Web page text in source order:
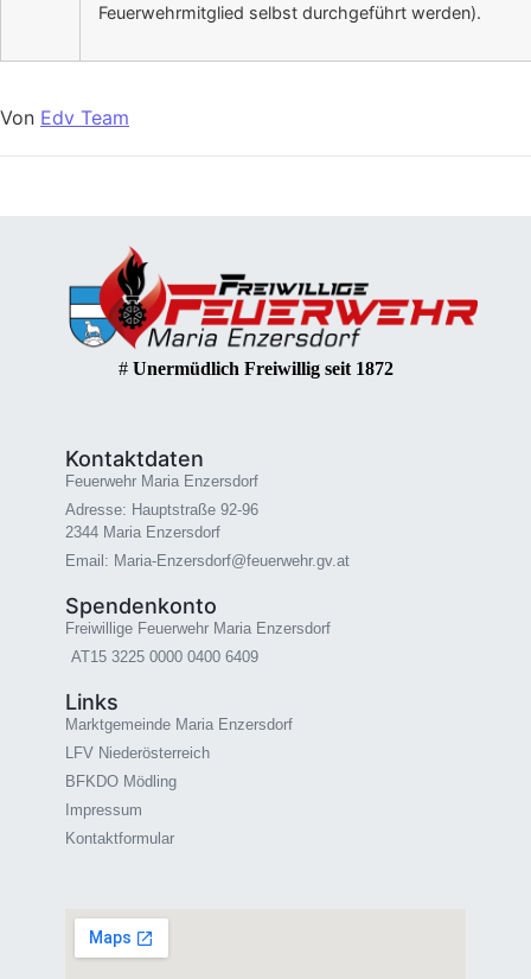
Feuerwehrmitglied selbst durchgeführt werden).
Von Edv Team
# Unermüdlich Freiwillig seit 1872
Kontaktdaten
Feuerwehr Maria Enzersdorf
Adresse: Hauptstraße 92-96
2344 Maria Enzersdorf
Email: Maria-Enzersdorf@feuerwehr.gv.at
Spendenkonto
Freiwillige Feuerwehr Maria Enzersdorf
AT15 3225 0000 0400 6409
Links
Marktgemeinde Maria Enzersdorf
LFV Niederösterreich
BFKDO Mödling
Impressum
Kontaktformular